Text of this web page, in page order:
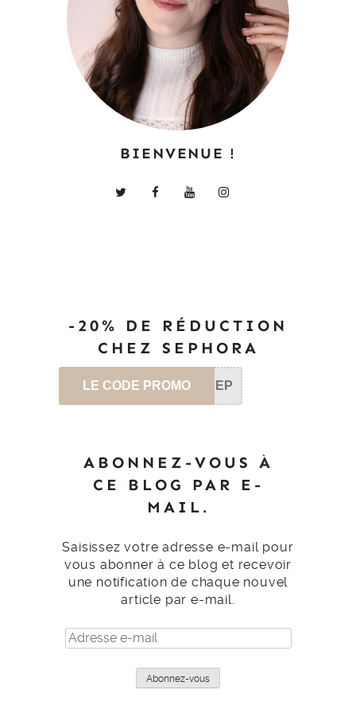
BIENVENUE !
-20% DE RÉDUCTION
CHEZ SEPHORA
LE CODE PROMO SEP
ABONNEZ-VOUS À
CE BLOG PAR E-
MAIL.
Saisissez votre adresse e-mail pour
vous abonner à ce blog et recevoir
une notification de chaque nouvel
article par e-mail.
Adresse
e-
Abonnez-vous